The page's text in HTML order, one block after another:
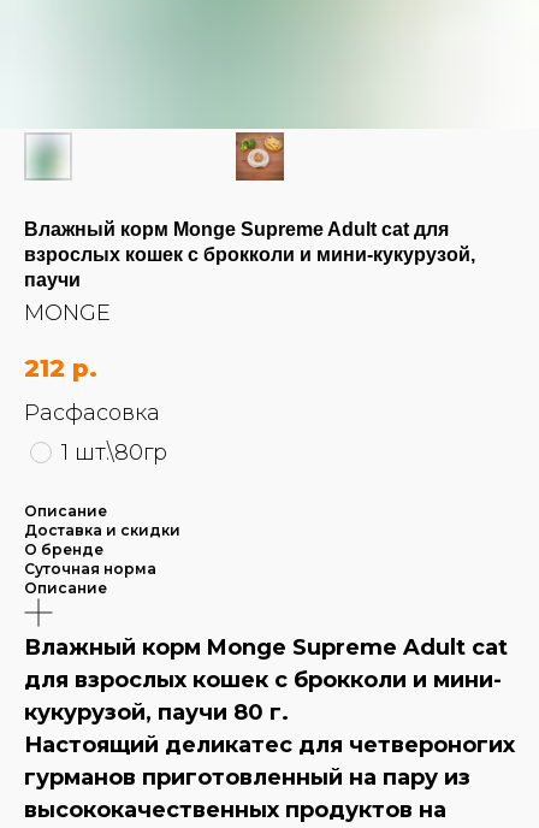
Влажный корм Monge Supreme Adult cat для
взрослых кошек с брокколи и мини-кукурузой,
паучи
MONGE
212 р.
Расфасовка
1 шт.\80гр
Описание
Доставка и скидки
О бренде
Суточная норма
Описание
Влажный корм Monge Supreme Adult cat
для взрослых кошек с брокколи и мини-
кукурузой, паучи 80 г.
Настоящий деликатес для четвероногих
гурманов приготовленный на пару из
высококачественных продуктов на